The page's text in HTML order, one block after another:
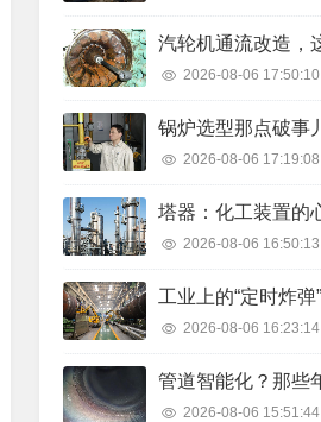
2026-08-06 17:50:10
2026-08-06 17:19:08
2026-08-06 16:50:13
2026-08-06 16:23:14
2026-08-06 15:51:44